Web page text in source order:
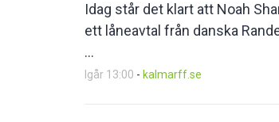
Idag står det klart att Noah
ett låneavtal från danska
...
Igår 13:00 - kalmarff.se